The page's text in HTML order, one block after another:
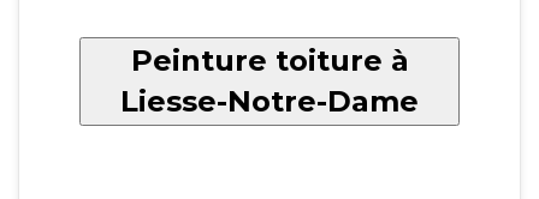
Peinture toiture à
Liesse-Notre-Dame